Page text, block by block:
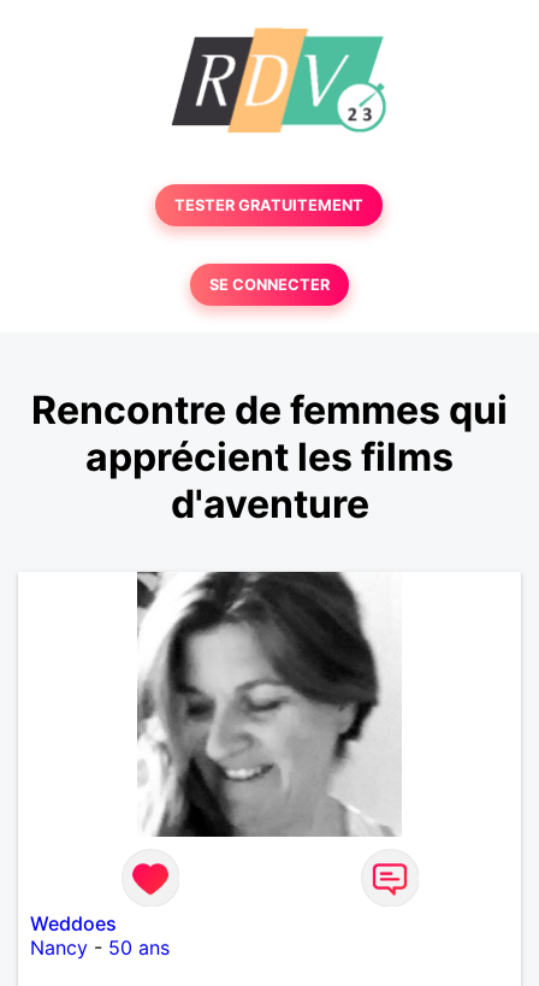
TESTER GRATUITEMENT
SE CONNECTER
Rencontre de femmes qui
apprécient les films
d'aventure
Weddoes
Nancy - 50 ans